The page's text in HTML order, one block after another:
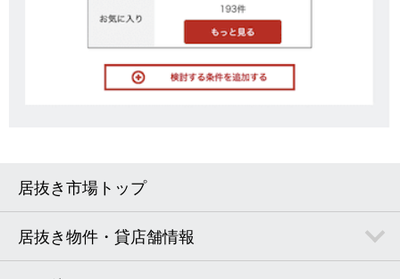
居抜き市場トップ
居抜き物件・貸店舗情報